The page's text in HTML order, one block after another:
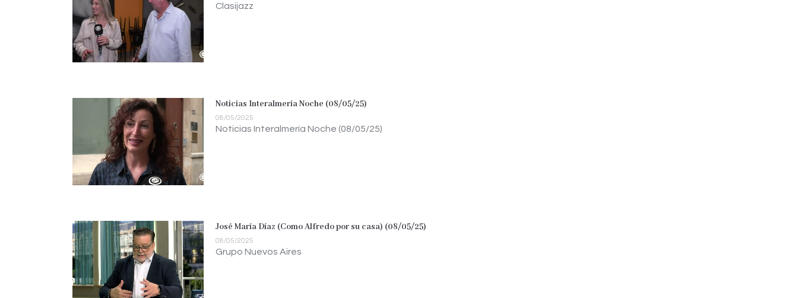
Clasijazz
Noticias Interalmería Noche (08/05/25)
08/05/2025
Noticias Interalmería Noche (08/05/25)
José María Díaz (Como Alfredo por su casa) (08/05/25)
08/05/2025
Grupo Nuevos Aires